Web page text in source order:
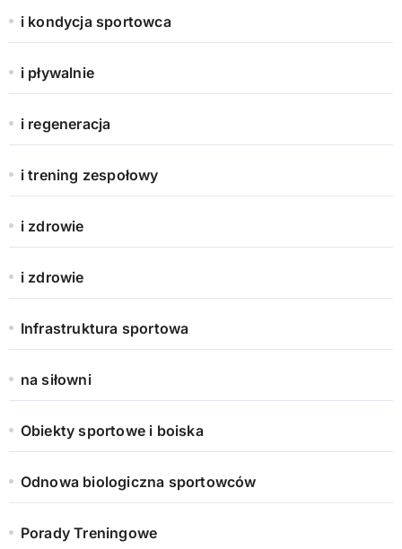
i kondycja sportowca
i pływalnie
i regeneracja
i trening zespołowy
i zdrowie
i zdrowie
Infrastruktura sportowa
na siłowni
Obiekty sportowe i boiska
Odnowa biologiczna sportowców
Porady Treningowe